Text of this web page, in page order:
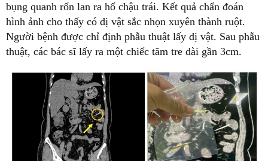
bụng quanh rốn lan ra hố chậu trái. Kết quả chẩn đoán
hình ảnh cho thấy có dị vật sắc nhọn xuyên thành ruột.
Người bệnh được chỉ định phẫu thuật lấy dị vật. Sau phẫu
thuật, các bác sĩ lấy ra một chiếc tăm tre dài gần 3cm.